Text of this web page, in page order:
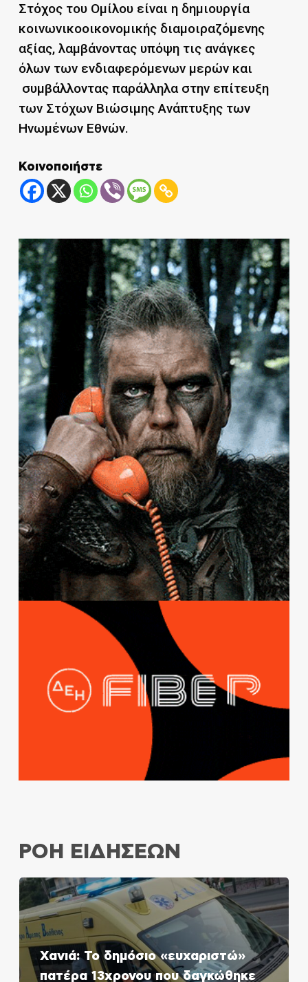
Στόχος του Ομίλου είναι η δημιουργία
κοινωνικοοικονομικής διαμοιραζόμενης
αξίας, λαμβάνοντας υπόψη τις ανάγκες
όλων των ενδιαφερόμενων μερών και
συμβάλλοντας παράλληλα στην επίτευξη
των Στόχων Βιώσιμης Ανάπτυξης των
Ηνωμένων Εθνών.
Κοινοποιήστε
ΡΟΗ ΕΙΔΗΣΕΩΝ
Χανιά: Το δημόσιο «ευχαριστώ»
πατέρα 13χρονου που δαγκώθηκε